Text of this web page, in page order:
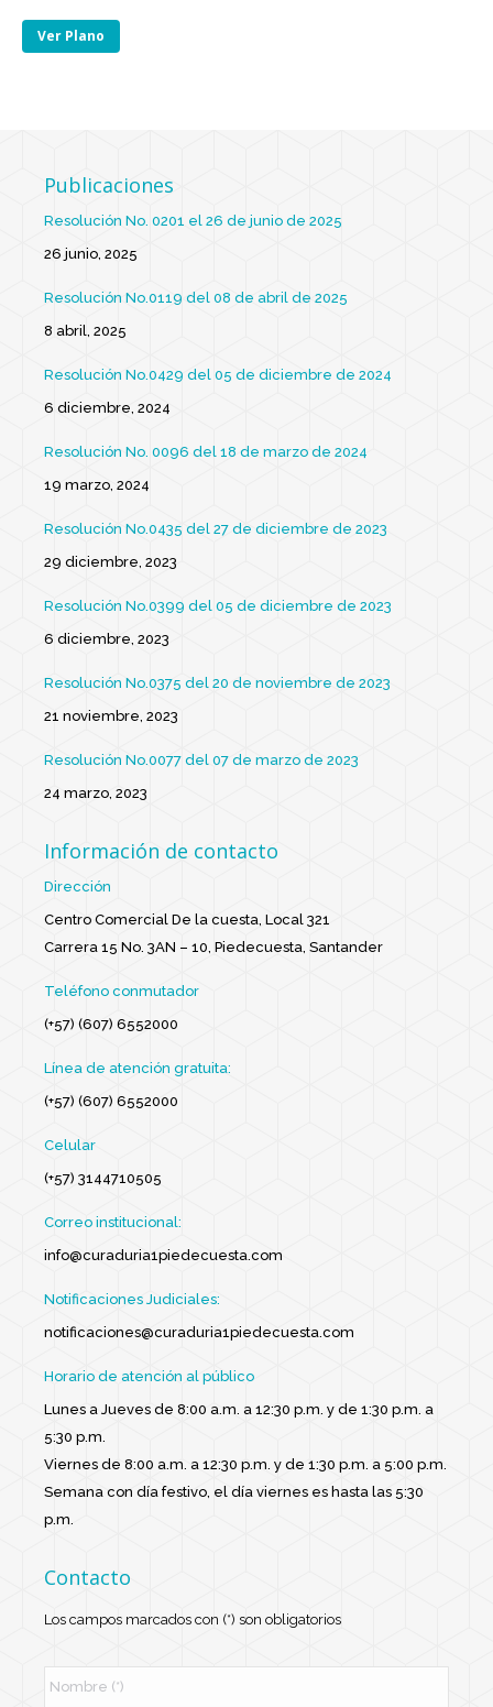
Ver Plano
Publicaciones
Resolución No. 0201 el 26 de junio de 2025
26 junio, 2025
Resolución No.0119 del 08 de abril de 2025
8 abril, 2025
Resolución No.0429 del 05 de diciembre de 2024
6 diciembre, 2024
Resolución No. 0096 del 18 de marzo de 2024
19 marzo, 2024
Resolución No.0435 del 27 de diciembre de 2023
29 diciembre, 2023
Resolución No.0399 del 05 de diciembre de 2023
6 diciembre, 2023
Resolución No.0375 del 20 de noviembre de 2023
21 noviembre, 2023
Resolución No.0077 del 07 de marzo de 2023
24 marzo, 2023
Información de contacto
Dirección
Centro Comercial De la cuesta, Local 321
Carrera 15 No. 3AN – 10, Piedecuesta, Santander
Teléfono conmutador
(+57) (607) 6552000
Línea de atención gratuita:
(+57) (607) 6552000
Celular
(+57) 3144710505
Correo institucional:
info@curaduria1piedecuesta.com
Notificaciones Judiciales:
notificaciones@curaduria1piedecuesta.com
Horario de atención al público
Lunes a Jueves de 8:00 a.m. a 12:30 p.m. y de 1:30 p.m. a
5:30 p.m.
Viernes de 8:00 a.m. a 12:30 p.m. y de 1:30 p.m. a 5:00 p.m.
Semana con día festivo, el día viernes es hasta las 5:30
p.m.
Contacto
Los campos marcados con (*) son obligatorios
o